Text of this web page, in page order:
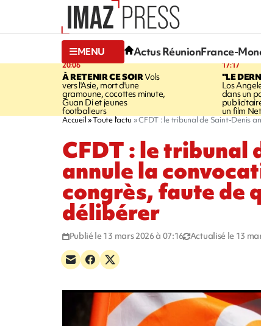
MENU Actus RéunionFrance-
20:06
À RETENIR CE SOIRVols
vers l'Asie, mort d'une
gramoune, cocottes minute,
Guan Di et jeunes
footballeurs
17:17
"LE
Los
dans un
un film
Accueil Toute l'actu CFDT : le tribunal de Saint-Denis
CFDT : le tribunal
annule la
congrès, faute de
délibérer
Publié le 13 mars 2026 à 07:16 Actualisé le 13